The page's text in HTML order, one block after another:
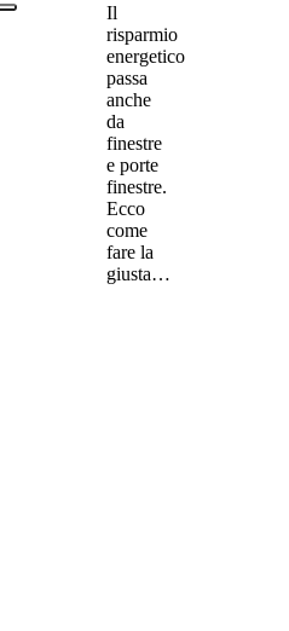
Il
risparmio
energetico
passa
anche
da
finestre
e porte
finestre.
Ecco
come
fare la
giusta…